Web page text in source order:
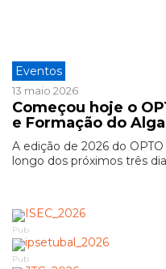
Eventos
13 maio 2026
Começou hoje o
e Formação do
A edição de 2026 do
longo dos próximos três
Pub
Pub